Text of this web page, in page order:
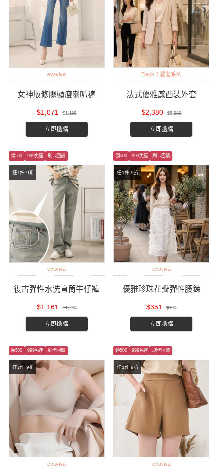
evaviva
女神版修腿顯瘦喇叭褲
$1,071 $1,190
立即搶購
Black J 輕奢系列
法式優雅感西裝外套
$2,380 $8,980
立即搶購
任1件 9折
領500 999免運 刷卡回饋
evaviva
復古彈性水洗直筒牛仔褲
$1,161 $1,290
立即搶購
任1件 9折
領500 999免運 刷卡回饋
evaviva
優雅珍珠花瓣彈性腰鍊
$351 $390
立即搶購
任1件 9折
領500 999免運 刷卡回饋
evaviva
任1件 9折
領500 999免運 刷卡回饋
evaviva